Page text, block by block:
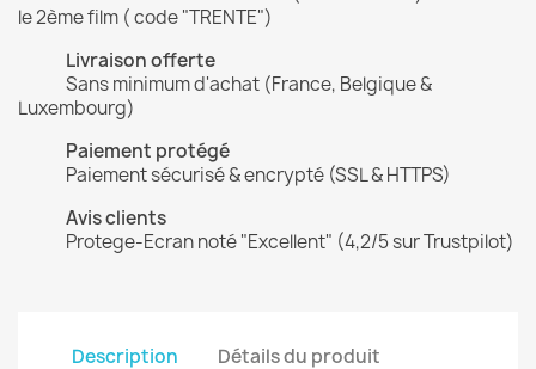
le 2ème film ( code "TRENTE")
Livraison offerte
Sans minimum d'achat (France, Belgique &
Luxembourg)
Paiement protégé
Paiement sécurisé & encrypté (SSL & HTTPS)
Avis clients
Protege-Ecran noté "Excellent" (4,2/5 sur Trustpilot)
Description Détails du produit